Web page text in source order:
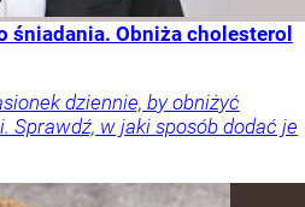
śniadania. Obniża cholesterol
dziennie, by obniżyć
Sprawdź, w jaki sposób dodać je